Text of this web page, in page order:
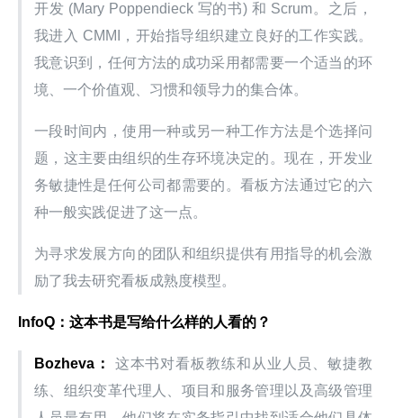
开发 (Mary Poppendieck 写的书) 和 Scrum。之后，
我进入 CMMI，开始指导组织建立良好的工作实践。
我意识到，任何方法的成功采用都需要一个适当的环
境、一个价值观、习惯和领导力的集合体。
一段时间内，使用一种或另一种工作方法是个选择问
题，这主要由组织的生存环境决定的。现在，开发业
务敏捷性是任何公司都需要的。看板方法通过它的六
种一般实践促进了这一点。
为寻求发展方向的团队和组织提供有用指导的机会激
励了我去研究看板成熟度模型。
InfoQ：这本书是写给什么样的人看的？
Bozheva：
这本书对看板教练和从业人员、敏捷教
练、组织变革代理人、项目和服务管理以及高级管理